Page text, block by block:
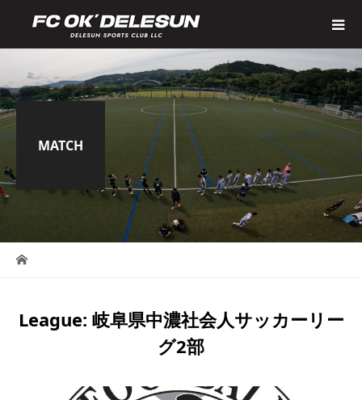
MATCH
League: 岐阜県中濃社会人サッカーリー
グ2部